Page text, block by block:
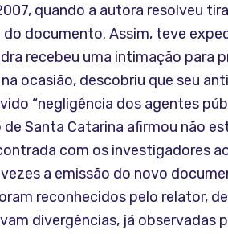
quando a autora resolveu
documento. Assim, teve
recebeu uma intimação
ocasião, descobriu que seu
“negligência dos agentes
de Santa Catarina afirmou não
com os investigadores
a emissão do novo
reconhecidos pelo relator,
divergências, já observadas